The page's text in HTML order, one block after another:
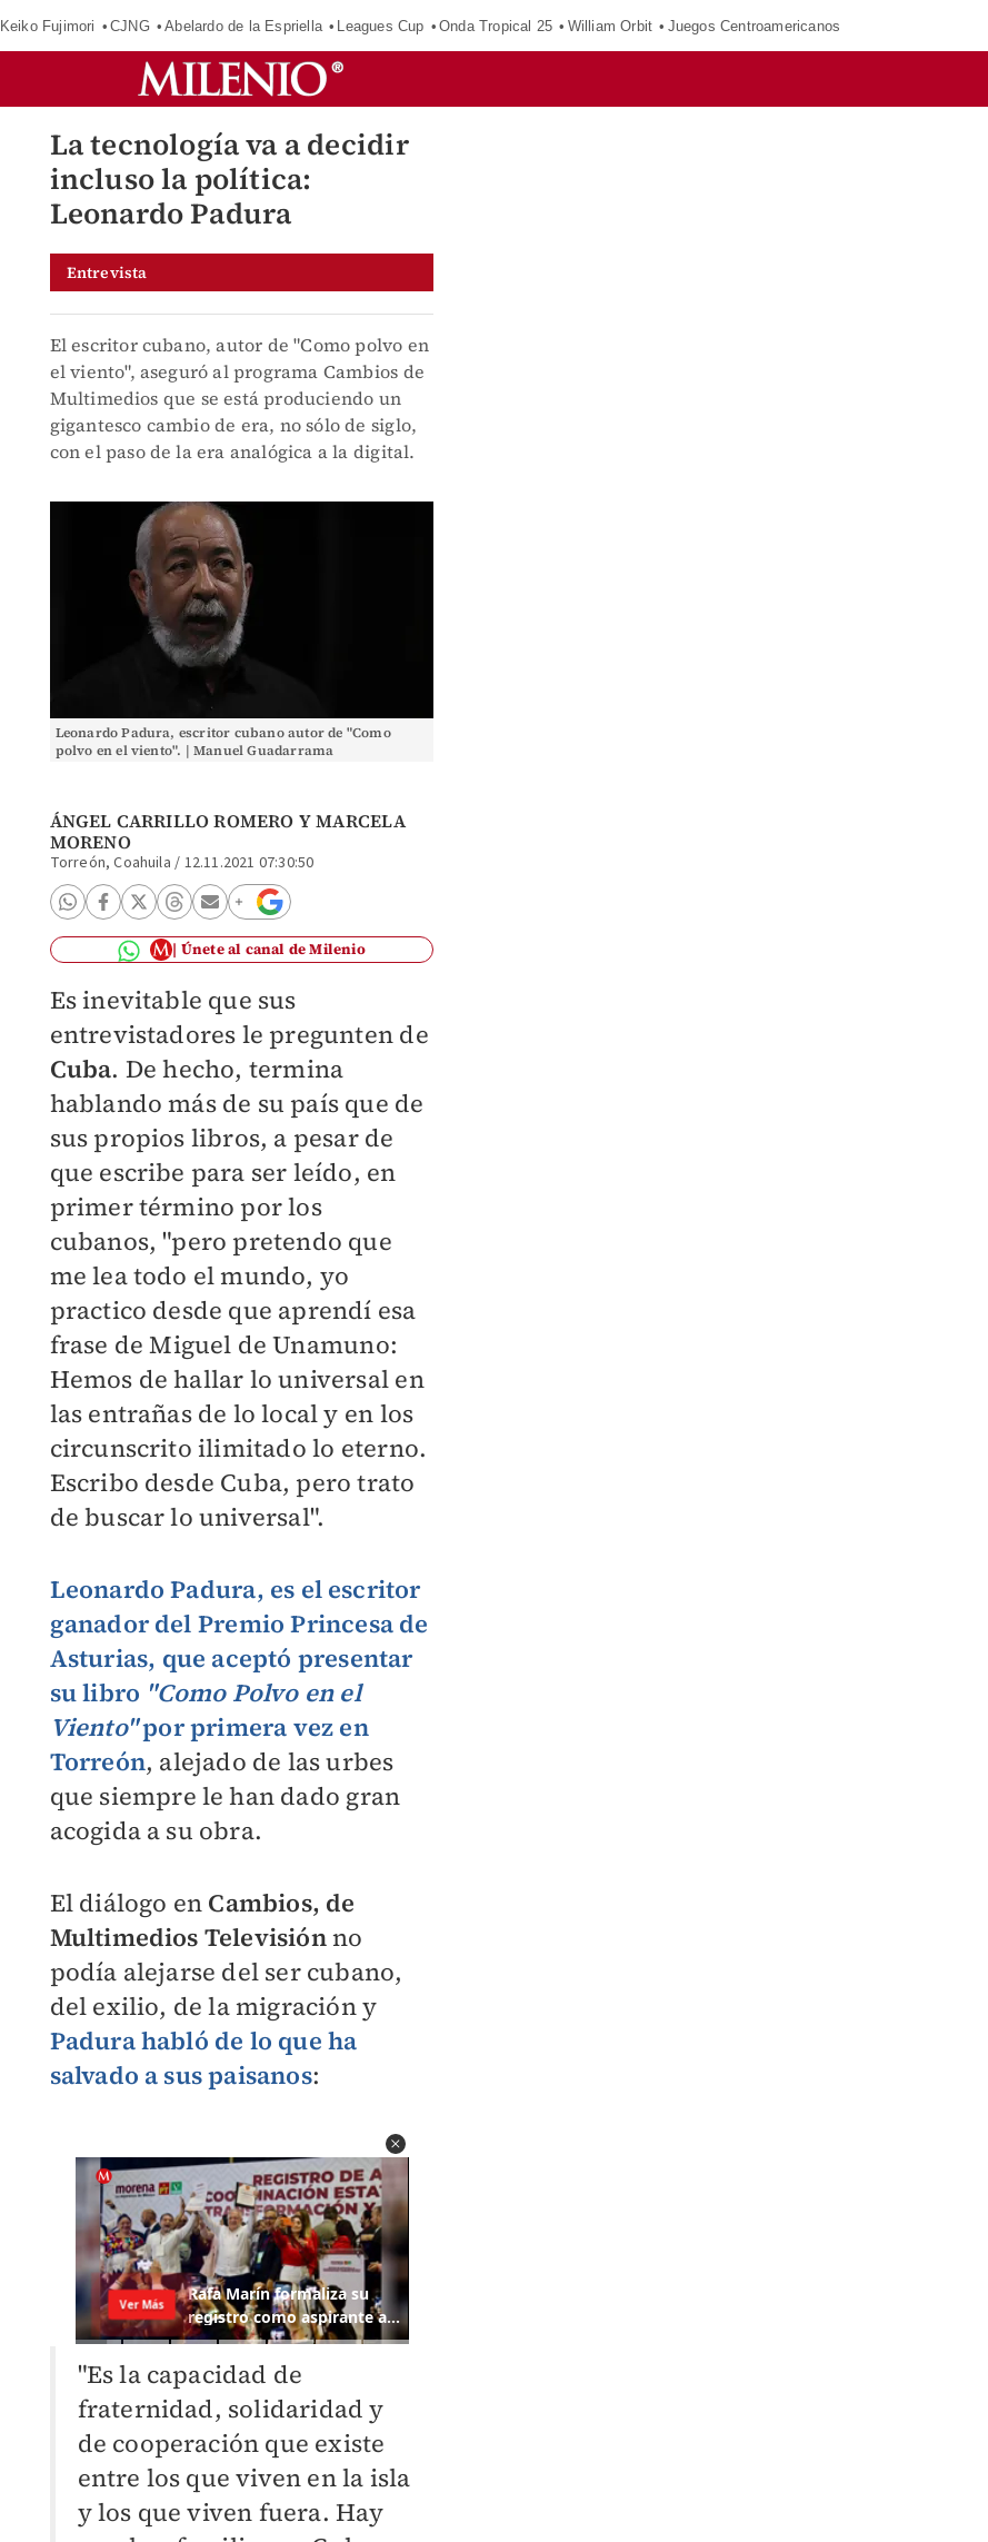
Keiko Fujimori CJNG Abelardo de la Espriella Leagues Cup Onda Tropical 25 William Orbit Juegos Centroamericanos
La tecnología va a decidir
incluso la política:
Leonardo Padura
Entrevista
El escritor cubano, autor de "Como polvo en
el viento", aseguró al programa Cambios de
Multimedios que se está produciendo un
gigantesco cambio de era, no sólo de siglo,
con el paso de la era analógica a la digital.
Leonardo Padura, escritor cubano autor de "Como
polvo en el viento". | Manuel Guadarrama
ÁNGEL CARRILLO ROMERO Y MARCELA
MORENO
Torreón, Coahuila / 12.11.2021 07:30:50
Únete al canal de Milenio
Es inevitable que sus
entrevistadores le pregunten de
Cuba. De hecho, termina
hablando más de su país que de
sus propios libros, a pesar de
que escribe para ser leído, en
primer término por los
cubanos, "pero pretendo que
me lea todo el mundo, yo
practico desde que aprendí esa
frase de Miguel de Unamuno:
Hemos de hallar lo universal en
las entrañas de lo local y en los
circunscrito ilimitado lo eterno.
Escribo desde Cuba, pero trato
de buscar lo universal".
Leonardo Padura, es el escritor
ganador del Premio Princesa de
Asturias, que aceptó presentar
su libro "Como Polvo en el
Viento"por primera vez en
Torreón, alejado de las urbes
que siempre le han dado gran
acogida a su obra.
El diálogo en Cambios, de
Multimedios Televisiónno
podía alejarse del ser cubano,
del exilio, de la migración y
Padura habló de lo que ha
salvado a sus paisanos:
"Es la capacidad de
fraternidad, solidaridad y
de cooperación que existe
entre los que viven en la isla
y los que viven fuera. Hay